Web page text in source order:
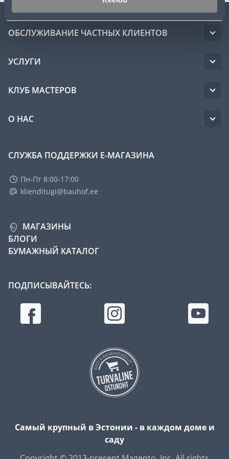
ОБСЛУЖИВАНИЕ ЧАСТНЫХ КЛИЕНТОВ
УСЛУГИ
КЛУБ МАСТЕРОВ
О НАС
СЛУЖБА ПОДДЕРЖКИ Е-МАГАЗИНА
Пн-Пт 8:00-17:00
klienditugi@bauhof.ee
МАГАЗИНЫ
БЛОГИ
БУМАЖНЫЙ КАТАЛОГ
ПОДПИСЫВАЙТЕСЬ:
Самый крупный в Эстонии - в каждом доме и
саду